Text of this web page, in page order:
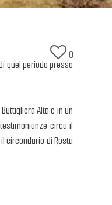
0
quel periodo presso
Alta e in un
circa il
circondario di Rosta